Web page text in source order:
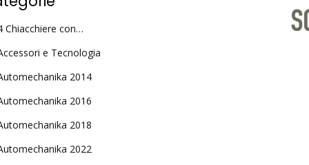
Chiacchiere con…
e Tecnologia
2014
2016
2018
2022